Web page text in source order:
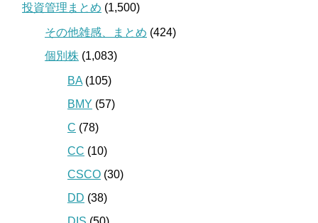
投資管理まとめ (1,500)
その他雑感、まとめ (424)
個別株 (1,083)
BA (105)
BMY (57)
C (78)
CC (10)
CSCO (30)
DD (38)